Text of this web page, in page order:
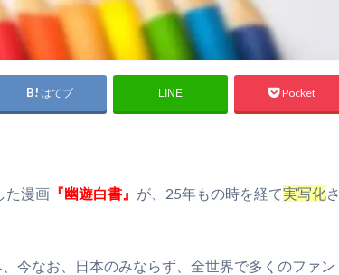
はてブ LINE Pocket
た漫画 『幽遊白書』 が、25年もの時を経て実写化さ
今なお、日本のみならず、全世界で多くのファン